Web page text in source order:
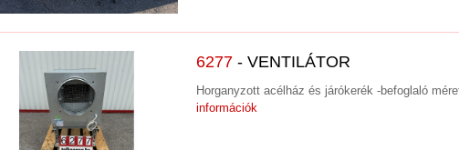
6277- VENTILÁTOR
Horganyzott acélház és járókerék -befoglaló
információk